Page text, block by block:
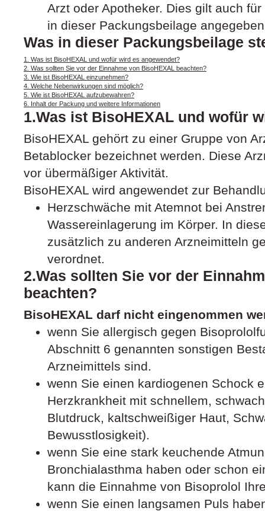
Arzt oder Apotheker. Dies gilt auch
in dieser Packungsbeilage
Was in dieser Packungsbeilage
1. Was ist BisoHEXAL und wofür wird es angewendet?
2. Was sollten Sie vor der Einnahme von BisoHEXAL beachten?
3. Wie ist BisoHEXAL einzunehmen?
4. Welche Nebenwirkungen sind möglich?
5. Wie ist BisoHEXAL aufzubewahren?
6. Inhalt der Packung und weitere Informationen
1.Was ist BisoHEXAL und wofür
BisoHEXAL gehört zu einer Gruppe von
Betablocker bezeichnet werden. Diese
vor übermäßiger Aktivität.
BisoHEXAL wird angewendet zur
Herzschwäche mit Atemnot bei
Wassereinlagerung im Körper. In
zusätzlich zu anderen Arzneimitteln
verordnet.
2.Was sollten Sie vor der
beachten?
BisoHEXAL darf nicht eingenommen
wenn Sie allergisch gegen
Abschnitt 6 genannten sonstigen
Arzneimittels sind.
wenn Sie einen kardiogenen Schock
Herzkrankheit mit schnellem,
Blutdruck, kaltschweißiger Haut,
Bewusstlosigkeit).
wenn Sie eine stark keuchende
Bronchialasthma haben oder schon
kann die Einnahme von Bisoprolol
wenn Sie einen langsamen Puls